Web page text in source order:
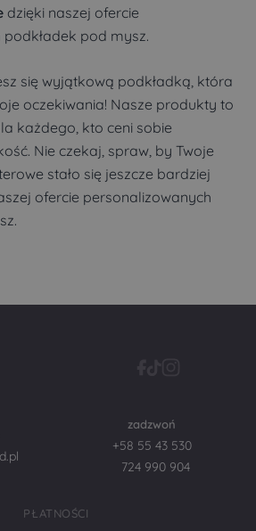
dzięki naszej ofercie
pod mysz.
się wyjątkową podkładką, która
oczekiwania! Nasze produkty to
każdego, kto ceni sobie
Nie czekaj, spraw, by Twoje
stało się jeszcze bardziej
ofercie personalizowanych
PŁATNOŚCI
zadzwoń
+58 55 43 530
724 990 904